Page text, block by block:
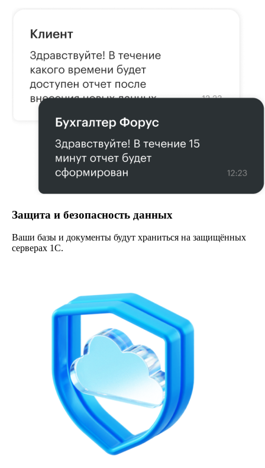
Защита и безопасность данных
Ваши базы и документы будут храниться на защищённых
серверах 1С.